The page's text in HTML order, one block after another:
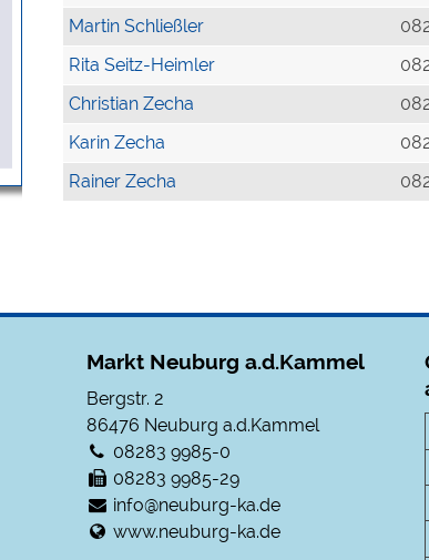
Martin Schließler
Rita Seitz-Heimler
Christian Zecha
Karin Zecha
Rainer Zecha
Markt Neuburg a.d.Kammel
Bergstr. 2
86476 Neuburg a.d.Kammel
08283 9985-0
08283 9985-29
info@neuburg-ka.de
www.neuburg-ka.de